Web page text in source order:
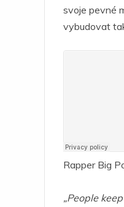
svoje pevné
vybudovat
Rapper Big
„People